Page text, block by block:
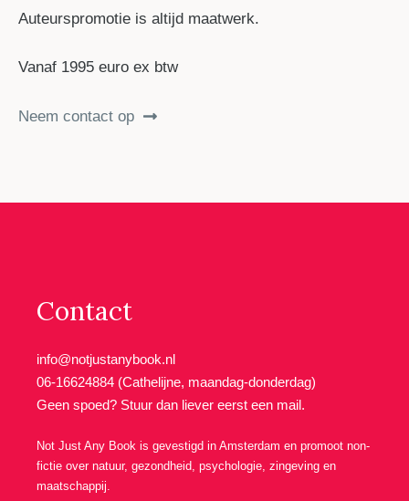
Auteurspromotie is altijd maatwerk.
Vanaf 1995 euro ex btw
Neem contact op
Contact
info@notjustanybook.nl
06-16624884 (Cathelijne, maandag-donderdag)
Geen spoed? Stuur dan liever eerst een mail.
Not Just Any Book is gevestigd in Amsterdam en promoot non-
fictie over natuur, gezondheid, psychologie, zingeving en
maatschappij.